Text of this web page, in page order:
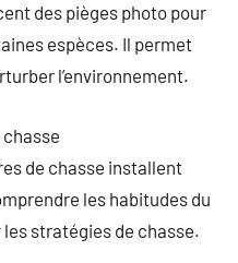
des pièges photo pour
espèces. Il permet
l’environnement.
de chasse installent
les habitudes du
les stratégies de chasse.